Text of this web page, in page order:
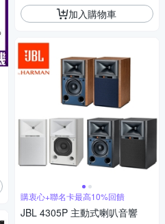
加入購物車
購衷心+聯名卡最高10%回饋
JBL 4305P 主動式喇叭音響